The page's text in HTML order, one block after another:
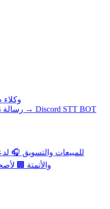
رسالة → Discord STT BOT
للمبيعات والتسويق 🎧
والأتمتة 🏢